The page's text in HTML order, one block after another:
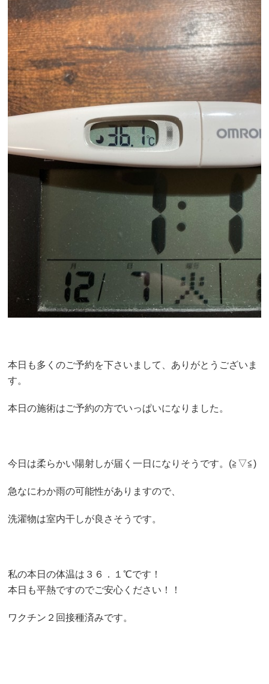
本日も多くのご予約を下さいまして、ありがとうございま
す。
本日の施術はご予約の方でいっぱいになりました。
今日は柔らかい陽射しが届く一日になりそうです。(≧▽≦)
急なにわか雨の可能性がありますので、
洗濯物は室内干しが良さそうです。
私の本日の体温は３６．１℃です！
本日も平熱ですのでご安心ください！！
ワクチン２回接種済みです。